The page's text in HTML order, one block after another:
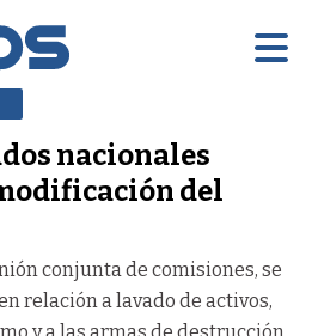
nacionales
del
conjunta de comisiones, se
relación a lavado de activos,
y a las armas de destrucción